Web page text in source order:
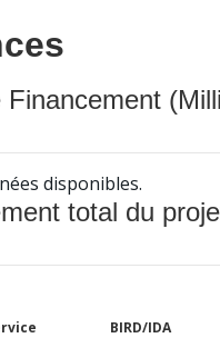
Financement
disponibles.
total du
BIRD/IDA